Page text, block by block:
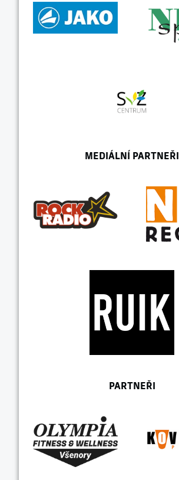
MEDIÁLNÍ PARTNEŘI
PARTNEŘI